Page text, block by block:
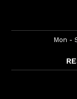
Mon -